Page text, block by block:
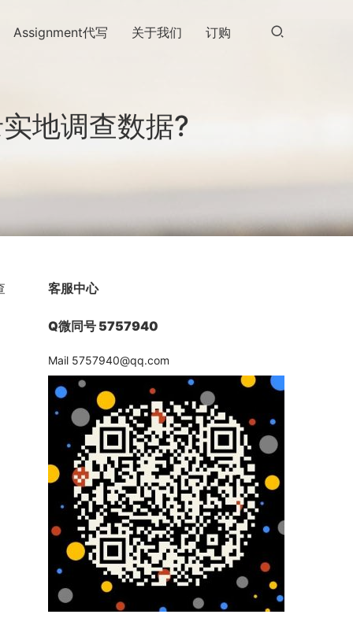
Assignment代写 关于我们 订购
地调查数据?
客服中心
Q微同号 5757940
Mail 5757940@qq.com